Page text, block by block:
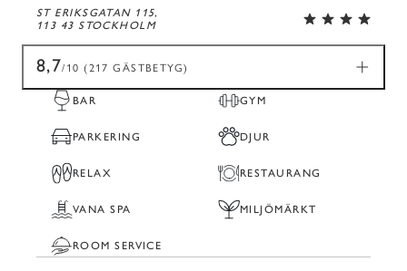
ST ERIKSGATAN 115,
113 43 STOCKHOLM
8,7/10 (217 GÄSTBETYG)
BAR GYM
PARKERING DJUR
RELAX RESTAURANG
VANA SPA MILJÖMÄRKT
ROOM SERVICE